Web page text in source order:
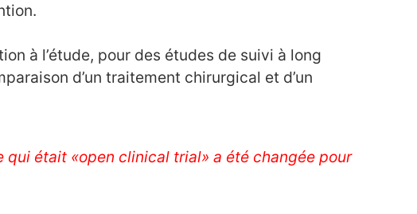
à l’étude, pour des études de suivi à long
d’un traitement chirurgical et d’un
était «open clinical trial» a été changée pour